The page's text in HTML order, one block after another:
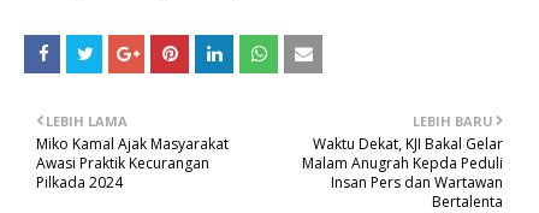
LEBIH BARU
Waktu Dekat, KJI Bakal Gelar
Malam Anugrah Kepda Peduli
Insan Pers dan Wartawan
Bertalenta
LEBIH LAMA
Miko Kamal Ajak Masyarakat
Awasi Praktik Kecurangan
Pilkada 2024